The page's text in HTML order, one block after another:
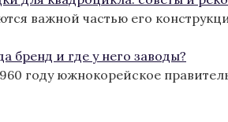
важной частью его
бренд и где у него заводы?
году южнокорейское